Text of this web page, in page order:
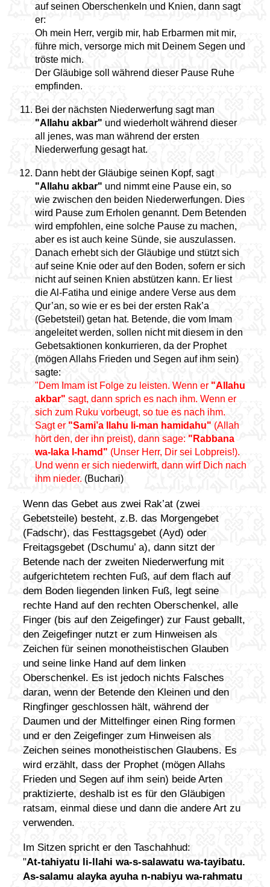
auf seinen Oberschenkeln und Knien, dann sagt
er:
Oh mein Herr, vergib mir, hab Erbarmen mit mir,
führe mich, versorge mich mit Deinem Segen und
tröste mich.
Der Gläubige soll während dieser Pause Ruhe
empfinden.
Bei der nächsten Niederwerfung sagt man
"Allahu akbar" und wiederholt während dieser
all jenes, was man während der ersten
Niederwerfung gesagt hat.
Dann hebt der Gläubige seinen Kopf, sagt
"Allahu akbar" und nimmt eine Pause ein, so
wie zwischen den beiden Niederwerfungen. Dies
wird Pause zum Erholen genannt. Dem Betenden
wird empfohlen, eine solche Pause zu machen,
aber es ist auch keine Sünde, sie auszulassen.
Danach erhebt sich der Gläubige und stützt sich
auf seine Knie oder auf den Boden, sofern er sich
nicht auf seinen Knien abstützen kann. Er liest
die Al-Fatiha und einige andere Verse aus dem
Qur’an, so wie er es bei der ersten Rak’a
(Gebetsteil) getan hat. Betende, die vom Imam
angeleitet werden, sollen nicht mit diesem in den
Gebetsaktionen konkurrieren, da der Prophet
(mögen Allahs Frieden und Segen auf ihm sein)
sagte:
"Dem Imam ist Folge zu leisten. Wenn er "Allahu
akbar" sagt, dann sprich es nach ihm. Wenn er
sich zum Ruku vorbeugt, so tue es nach ihm.
Sagt er "Sami’a llahu li-man hamidahu" (Allah
hört den, der ihn preist), dann sage: "Rabbana
wa-laka l-hamd" (Unser Herr, Dir sei Lobpreis!).
Und wenn er sich niederwirft, dann wirf Dich nach
ihm nieder. (Buchari)
Wenn das Gebet aus zwei Rak’at (zwei
Gebetsteile) besteht, z.B. das Morgengebet
(Fadschr), das Festtagsgebet (Ayd) oder
Freitagsgebet (Dschumu’ a), dann sitzt der
Betende nach der zweiten Niederwerfung mit
aufgerichtetem rechten Fuß, auf dem flach auf
dem Boden liegenden linken Fuß, legt seine
rechte Hand auf den rechten Oberschenkel, alle
Finger (bis auf den Zeigefinger) zur Faust geballt,
den Zeigefinger nutzt er zum Hinweisen als
Zeichen für seinen monotheistischen Glauben
und seine linke Hand auf dem linken
Oberschenkel. Es ist jedoch nichts Falsches
daran, wenn der Betende den Kleinen und den
Ringfinger geschlossen hält, während der
Daumen und der Mittelfinger einen Ring formen
und er den Zeigefinger zum Hinweisen als
Zeichen seines monotheistischen Glaubens. Es
wird erzählt, dass der Prophet (mögen Allahs
Frieden und Segen auf ihm sein) beide Arten
praktizierte, deshalb ist es für den Gläubigen
ratsam, einmal diese und dann die andere Art zu
verwenden.
Im Sitzen spricht er den Taschahhud:
"At-tahiyatu li-llahi wa-s-salawatu wa-tayibatu.
As-salamu alayka ayuha n-nabiyu wa-rahmatu